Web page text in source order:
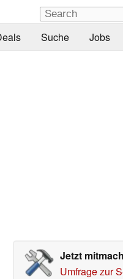
Suche Jobs
Jetzt
Umfrage zur